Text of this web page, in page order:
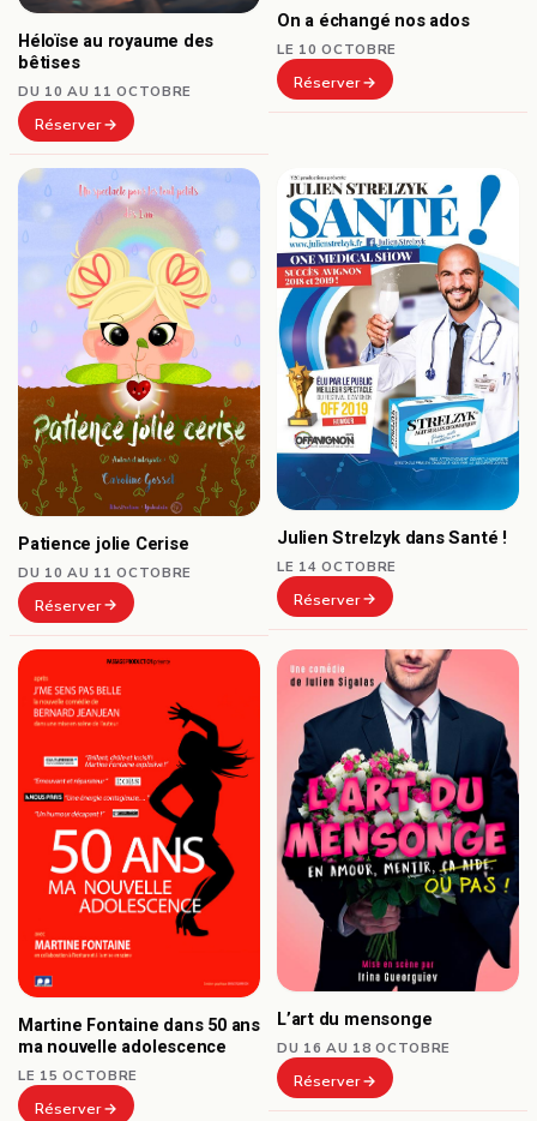
Héloïse au royaume des
bêtises
DU 10 AU 11 OCTOBRE
Réserver
On a échangé nos ados
LE 10 OCTOBRE
Réserver
Patience jolie Cerise
DU 10 AU 11 OCTOBRE
Réserver
Julien Strelzyk dans Santé !
LE 14 OCTOBRE
Réserver
Martine Fontaine dans 50 ans
ma nouvelle adolescence
LE 15 OCTOBRE
Réserver
L’art du mensonge
DU 16 AU 18 OCTOBRE
Réserver